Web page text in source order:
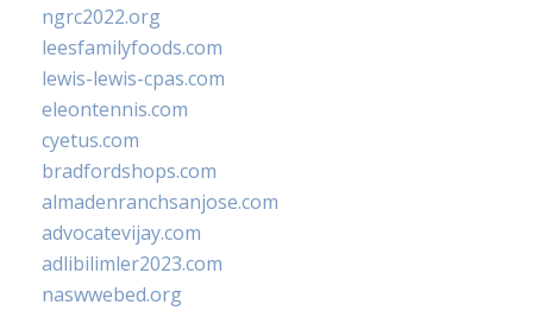
ngrc2022.org
leesfamilyfoods.com
lewis-lewis-cpas.com
eleontennis.com
cyetus.com
bradfordshops.com
almadenranchsanjose.com
advocatevijay.com
adlibilimler2023.com
naswwebed.org